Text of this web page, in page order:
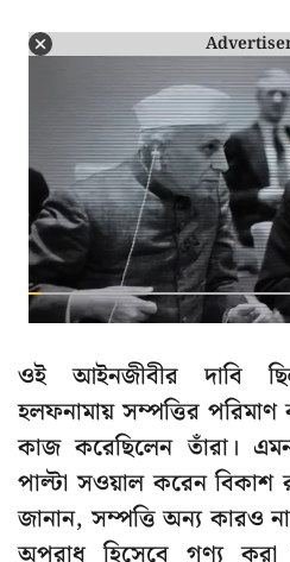
ওই আইনজীবীর দাবি
হলফনামায় সম্পত্তির
কাজ করেছিলেন তাঁরা। এমন
পাল্টা সওয়াল করেন বিকাশ
জানান, সম্পত্তি অন্য কারও